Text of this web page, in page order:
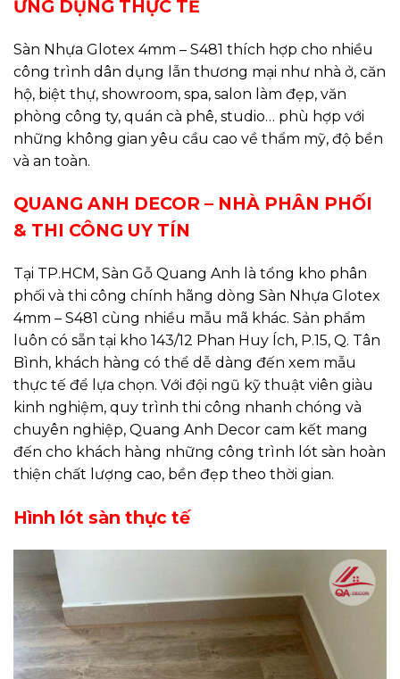
ỨNG DỤNG THỰC TẾ
Sàn Nhựa Glotex 4mm – S481 thích hợp cho nhiều
công trình dân dụng lẫn thương mại như nhà ở, căn
hộ, biệt thự, showroom, spa, salon làm đẹp, văn
phòng công ty, quán cà phê, studio… phù hợp với
những không gian yêu cầu cao về thẩm mỹ, độ bền
và an toàn.
QUANG ANH DECOR – NHÀ PHÂN PHỐI
& THI CÔNG UY TÍN
Tại TP.HCM, Sàn Gỗ Quang Anh là tổng kho phân
phối và thi công chính hãng dòng Sàn Nhựa Glotex
4mm – S481 cùng nhiều mẫu mã khác. Sản phẩm
luôn có sẵn tại kho 143/12 Phan Huy Ích, P.15, Q. Tân
Bình, khách hàng có thể dễ dàng đến xem mẫu
thực tế để lựa chọn. Với đội ngũ kỹ thuật viên giàu
kinh nghiệm, quy trình thi công nhanh chóng và
chuyên nghiệp, Quang Anh Decor cam kết mang
đến cho khách hàng những công trình lót sàn hoàn
thiện chất lượng cao, bền đẹp theo thời gian.
Hình lót sàn thực tế